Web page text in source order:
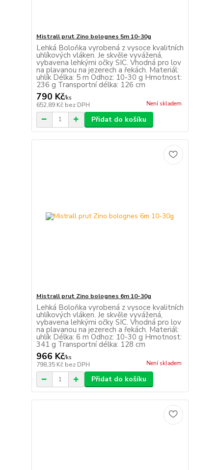
Mistrall prut Zino bolognes 5m 10-30g
Lehká Boloňka vyrobená z vysoce kvalitních
uhlíkových vláken. Je skvěle vyvážená,
vybavena lehkými očky SIC. Vhodná pro lov
na plavanou na jezerech a řekách. Materiál:
uhlík Délka: 5 m Odhoz: 10-30 g Hmotnost:
236 g Transportní délka: 126 cm
790 Kč/ks
652,89 Kč bez DPH Není skladem
Přidat do košíku
Mistrall prut Zino bolognes 6m 10-30g
Lehká Boloňka vyrobená z vysoce kvalitních
uhlíkových vláken. Je skvěle vyvážená,
vybavena lehkými očky SIC. Vhodná pro lov
na plavanou na jezerech a řekách. Materiál:
uhlík Délka: 6 m Odhoz: 10-30 g Hmotnost:
341 g Transportní délka: 128 cm
966 Kč/ks
798,35 Kč bez DPH Není skladem
Přidat do košíku